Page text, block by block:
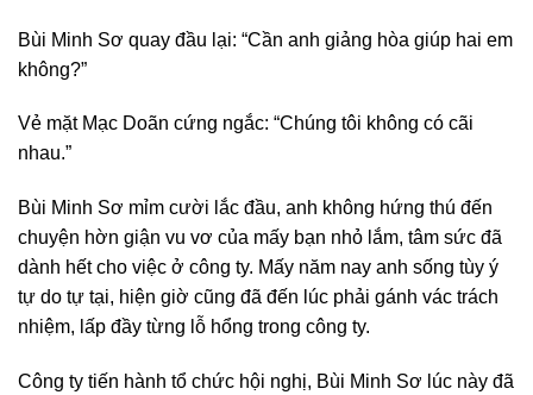
Bùi Minh Sơ quay đầu lại: “Cần anh giảng hòa giúp hai em
không?”
Vẻ mặt Mạc Doãn cứng ngắc: “Chúng tôi không có cãi
nhau.”
Bùi Minh Sơ mỉm cười lắc đầu, anh không hứng thú đến
chuyện hờn giận vu vơ của mấy bạn nhỏ lắm, tâm sức đã
dành hết cho việc ở công ty. Mấy năm nay anh sống tùy ý
tự do tự tại, hiện giờ cũng đã đến lúc phải gánh vác trách
nhiệm, lấp đầy từng lỗ hổng trong công ty.
Công ty tiến hành tổ chức hội nghị, Bùi Minh Sơ lúc này đã